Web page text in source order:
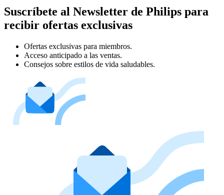
Suscríbete al Newsletter de Philips para
recibir ofertas exclusivas
Ofertas exclusivas para miembros.
Acceso anticipado a las ventas.
Consejos sobre estilos de vida saludables.